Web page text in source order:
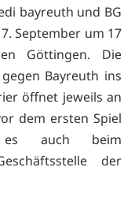
bayreuth und BG
September um 17
Göttingen. Die
Bayreuth ins
öffnet jeweils an
dem ersten Spiel
auch beim
der